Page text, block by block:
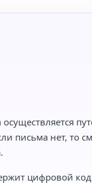
осуществляется
письма нет, то
цифровой